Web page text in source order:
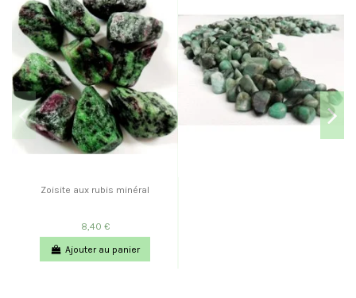
Zoisite aux rubis minéral
8,40 €
Ajouter au panier